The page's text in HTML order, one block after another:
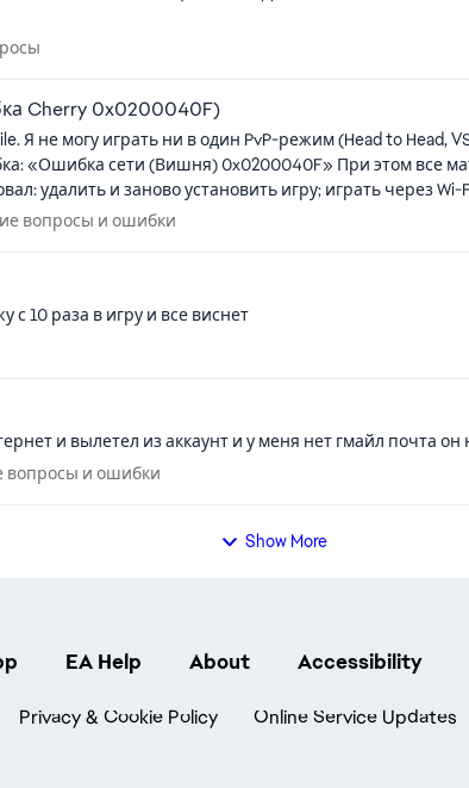
Cherry 0x0200040F)
в
вопросы и ошибки
вопросы и ошибки
с 10 раза в игру и все виснет
и вылетел из аккаунт и у меня нет гмайл почта
вопросы и ошибки
вопросы и ошибки
Show More
EA Help About Accessibility
Privacy & Cookie Policy Online Service Updates